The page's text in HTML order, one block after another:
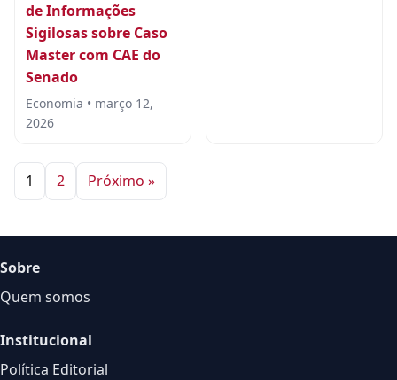
de Informações
Sigilosas sobre Caso
Master com CAE do
Senado
Economia • março 12,
2026
1 2 Próximo »
Sobre
Quem somos
Institucional
Política Editorial